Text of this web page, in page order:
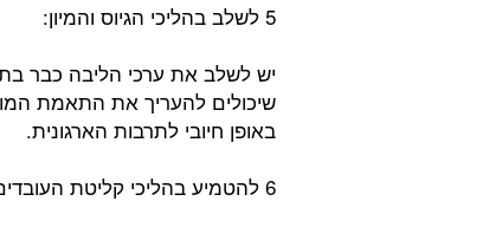
5 לשלב בהליכי הגיוס והמיון:
יש לשלב את ערכי הליבה כבר
שיכולים להעריך את התאמת
באופן חיובי לתרבות הארגונית.
6 להטמיע בהליכי קליטת העובדים: